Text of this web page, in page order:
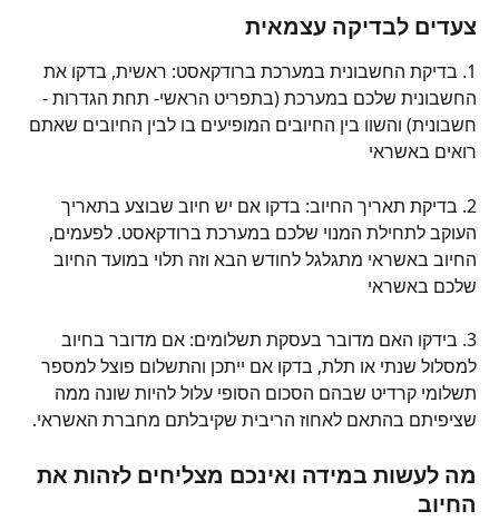
צעדים לבדיקה עצמאית
1. בדיקת החשבונית במערכת ברודקאסט: ראשית, בדקו את
החשבונית שלכם במערכת (בתפריט הראשי- תחת הגדרות -
חשבונית) והשוו בין החיובים המופיעים בו לבין החיובים שאתם
רואים באשראי
2. בדיקת תאריך החיוב: בדקו אם יש חיוב שבוצע בתאריך
העוקב לתחילת המנוי שלכם במערכת ברודקאסט. לפעמים,
החיוב באשראי מתגלגל לחודש הבא וזה תלוי במועד החיוב
שלכם באשראי
3. בידקו האם מדובר בעסקת תשלומים: אם מדובר בחיוב
למסלול שנתי או תלת, בדקו אם ייתכן והתשלום פוצל למספר
תשלומי קרדיט שבהם הסכום הסופי עלול להיות שונה ממה
שציפיתם בהתאם לאחוז הריבית שקיבלתם מחברת האשראי.
מה לעשות במידה ואינכם מצליחים לזהות את
החיוב